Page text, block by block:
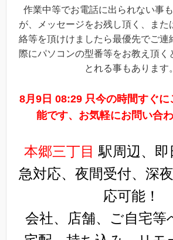
作業中等でお電話に出られない事
が、メッセージをお残し頂く、また
絡等を頂けけましたら最優先でご連
際にパソコンの型番等をお教え頂く
とれる事もあります。
8月9日 08:29 只今の時間すぐに
能です、お気軽にお問い合わ
本郷三丁目 駅周辺、即
急対応、夜間受付、深
応可能！
会社、店舗、ご自宅等